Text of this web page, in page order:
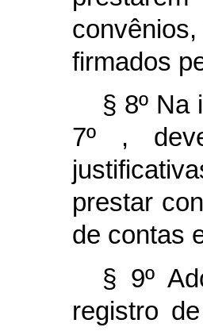
firmados
§ 8º Na
7º ,
prestar
de contas
§ 9º
registro